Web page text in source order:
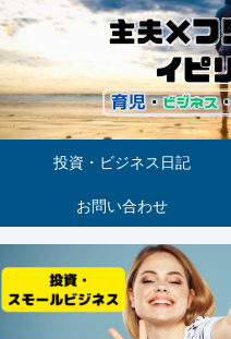
投資・ビジネス日記
お問い合わせ